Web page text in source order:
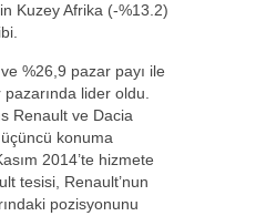
Kuzey Afrika (-%13.2)
%26,9 pazar payı ile
lider oldu.
Renault ve Dacia
konuma
2014’te hizmete
tesisi, Renault’nun
pozisyonunu